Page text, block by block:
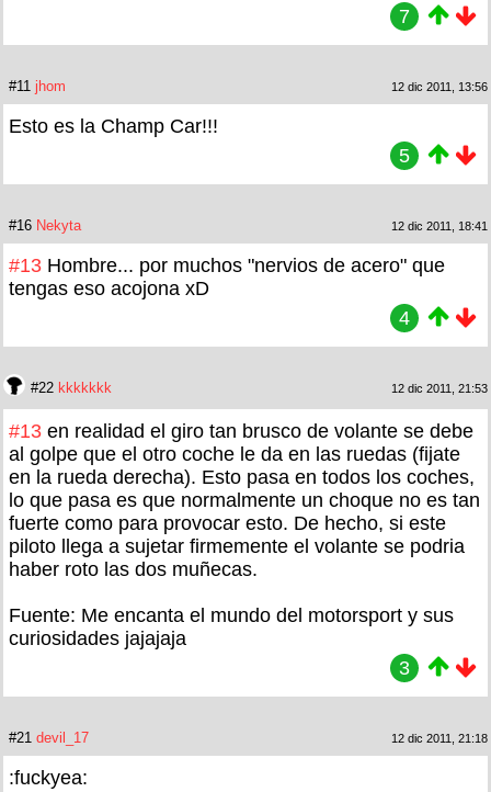
7
#11 jhom 12 dic 2011, 13:56
Esto es la Champ Car!!!
5
#16 Nekyta 12 dic 2011, 18:41
#13 Hombre... por muchos "nervios de acero" que
tengas eso acojona xD
4
#22 kkkkkkk 12 dic 2011, 21:53
#13 en realidad el giro tan brusco de volante se debe
al golpe que el otro coche le da en las ruedas (fijate
en la rueda derecha). Esto pasa en todos los coches,
lo que pasa es que normalmente un choque no es tan
fuerte como para provocar esto. De hecho, si este
piloto llega a sujetar firmemente el volante se podria
haber roto las dos muñecas.
Fuente: Me encanta el mundo del motorsport y sus
curiosidades jajajaja
3
#21 devil_17 12 dic 2011, 21:18
:fuckyea: